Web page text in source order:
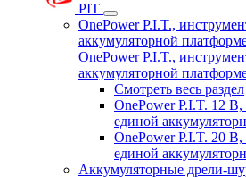
PIT
OnePower P.I.T.,
аккумуляторной
OnePower P.I.T.,
аккумуляторной
Смотреть весь раздел
OnePower P.I.T. 12
единой
OnePower P.I.T. 20
единой
Аккумуляторные дрели-